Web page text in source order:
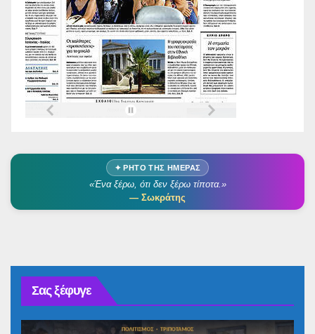
✦ ΡΗΤΌ ΤΗΣ ΗΜΈΡΑΣ
«Ένα ξέρω, ότι δεν ξέρω τίποτα.»
— Σωκράτης
Σας ξέφυγε